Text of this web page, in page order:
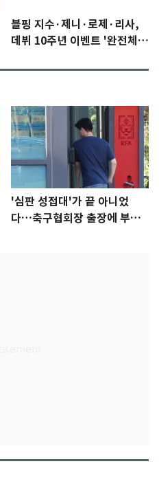
블핑 지수·제니·로제·리사,
데뷔 10주년 이벤트 '완전체'
'심판 성접대'가 끝 아니었
다…축구협회장 출장에 부인